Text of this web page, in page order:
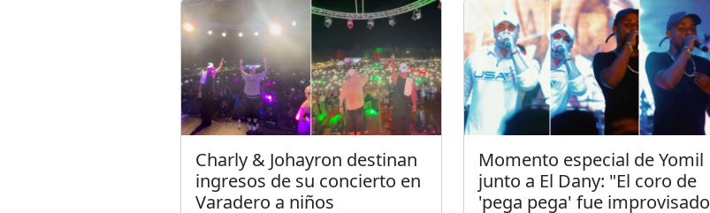
Charly & Johayron destinan
ingresos de su concierto en
Varadero a niños
Momento especial de Yomil
junto a El Dany: "El coro de
'pega pega' fue improvisado